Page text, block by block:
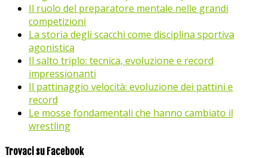
Il ruolo del preparatore mentale nelle grandi
competizioni
La storia degli scacchi come disciplina sportiva
agonistica
Il salto triplo: tecnica, evoluzione e record
impressionanti
Il pattinaggio velocità: evoluzione dei pattini e
record
Le mosse fondamentali che hanno cambiato il
wrestling
Trovaci su Facebook